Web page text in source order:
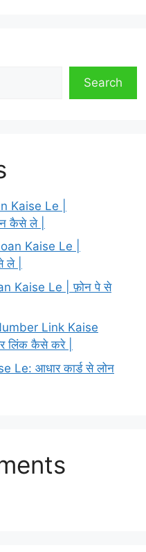
Search
Kaise Le |
कैसे ले |
Kaise Le |
ले |
Kaise Le | फ़ोन पे से
Link Kaise
लिंक कैसे करे |
Le: आधार कार्ड से लोन